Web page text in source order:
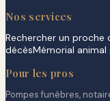
Nos services
Rechercher un proche
décèsMémorial
Pour les pros
Pompes funèbres,